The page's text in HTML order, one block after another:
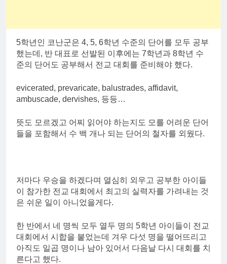
5학년인 코난군은 4, 5, 6학년 수준의 단어를 모두 공부
했는데, 반 대표로 선발된 이후에는 7학년과 8학년 수
준의 단어도 공부해서 전교 대회를 준비해야 했다.
evicerated, prevaricate, balustrades, affidavit,
ambuscade, dervishes, 등등…
뜻도 모르겠고 어찌 읽어야 하는지도 모를 어려운 단어
들을 포함해서 수 백 개나 되는 단어의 철자를 외웠다.
저마다 우승을 하겠다며 열심히 외우고 공부한 아이들
이 참가한 전교 대회에서 최고의 실력자를 가려내는 것
은 쉬운 일이 아니었을게다.
한 반에서 네 명씩 모두 열두 명의 5학년 아이들이 전교
대회에서 시합을 붙었는데 겨우 다섯 명을 떨어뜨리고
아직도 일곱 명이나 남아 있어서 다음날 다시 대회를 치
른다고 했다.